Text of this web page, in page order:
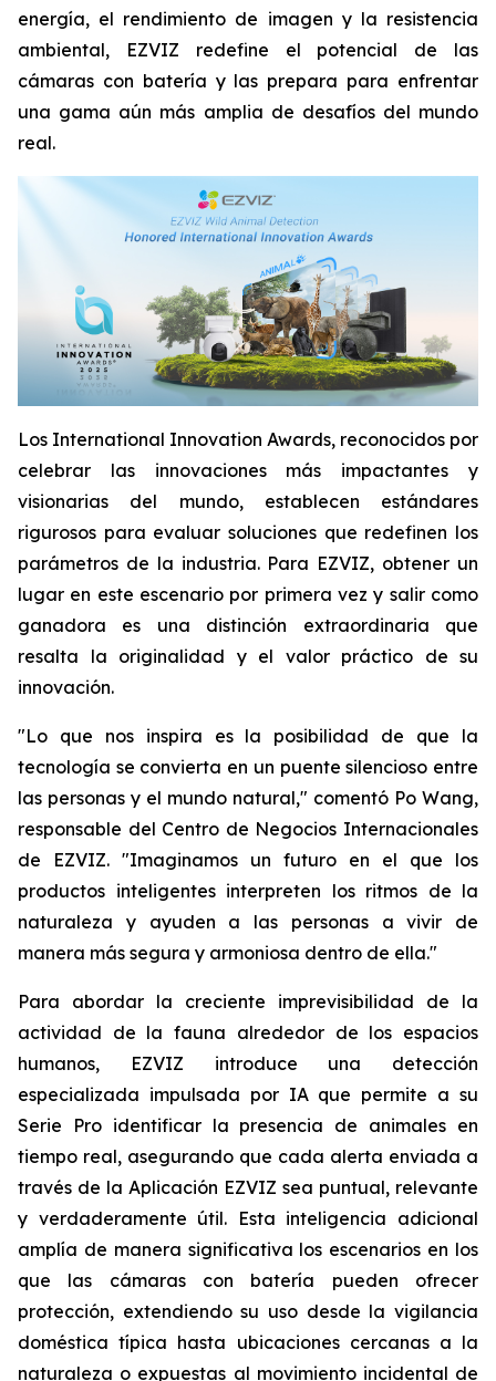
energía, el rendimiento de imagen y la resistencia
ambiental, EZVIZ redefine el potencial de las
cámaras con batería y las prepara para enfrentar
una gama aún más amplia de desafíos del mundo
real.
Los International Innovation Awards, reconocidos por
celebrar las innovaciones más impactantes y
visionarias del mundo, establecen estándares
rigurosos para evaluar soluciones que redefinen los
parámetros de la industria. Para EZVIZ, obtener un
lugar en este escenario por primera vez y salir como
ganadora es una distinción extraordinaria que
resalta la originalidad y el valor práctico de su
innovación.
"Lo que nos inspira es la posibilidad de que la
tecnología se convierta en un puente silencioso entre
las personas y el mundo natural," comentó Po Wang,
responsable del Centro de Negocios Internacionales
de EZVIZ. "Imaginamos un futuro en el que los
productos inteligentes interpreten los ritmos de la
naturaleza y ayuden a las personas a vivir de
manera más segura y armoniosa dentro de ella."
Para abordar la creciente imprevisibilidad de la
actividad de la fauna alrededor de los espacios
humanos, EZVIZ introduce una detección
especializada impulsada por IA que permite a su
Serie Pro identificar la presencia de animales en
tiempo real, asegurando que cada alerta enviada a
través de la Aplicación EZVIZ sea puntual, relevante
y verdaderamente útil. Esta inteligencia adicional
amplía de manera significativa los escenarios en los
que las cámaras con batería pueden ofrecer
protección, extendiendo su uso desde la vigilancia
doméstica típica hasta ubicaciones cercanas a la
naturaleza o expuestas al movimiento incidental de